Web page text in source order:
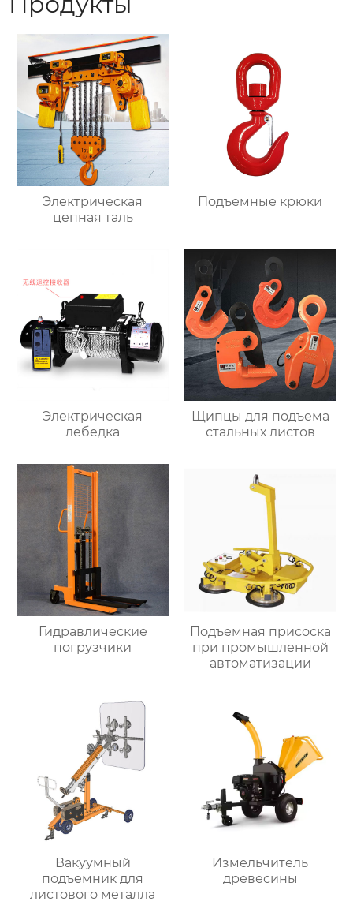
Электрическая
цепная таль
Подъемные крюки
Электрическая
лебедка
Щипцы для подъема
стальных листов
Гидравлические
погрузчики
Подъемная присоска
при промышленной
автоматизации
Вакуумный
подъемник для
листового металла
Измельчитель
древесины